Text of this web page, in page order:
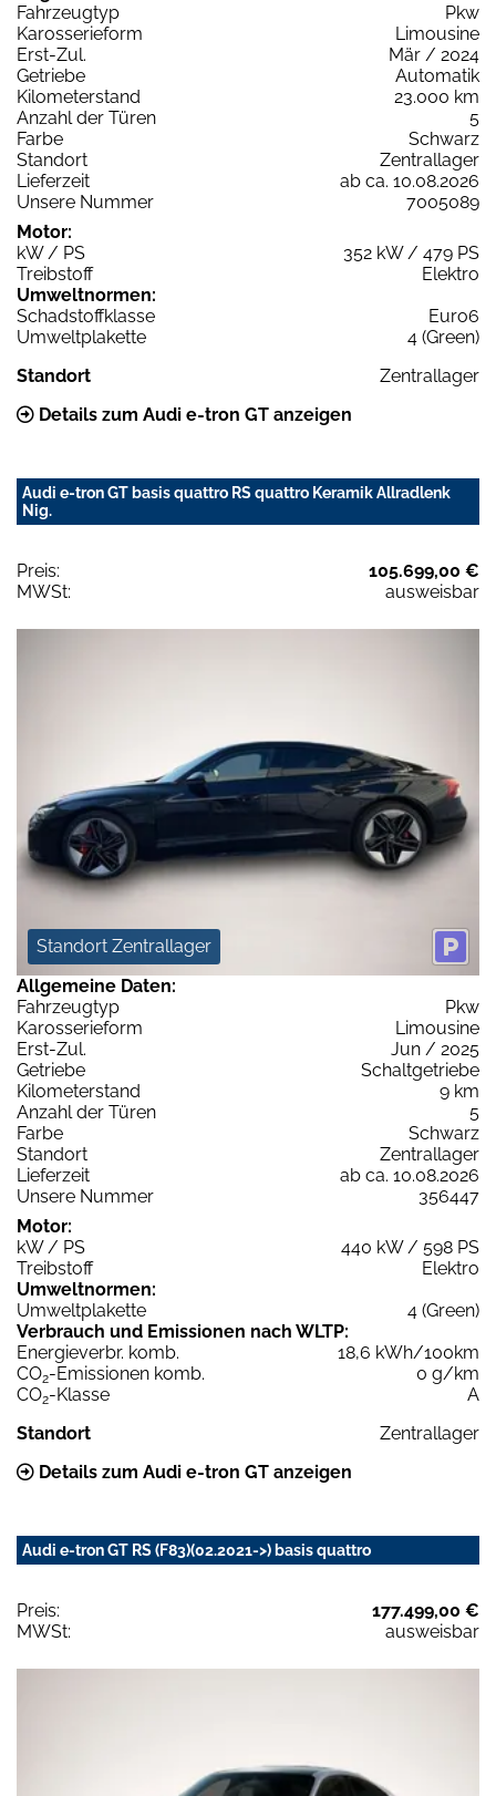
Fahrzeugtyp
Pkw
Karosserieform
Limousine
Erst-Zul.
Mär / 2024
Getriebe
Automatik
Kilometerstand
23.000 km
Anzahl der Türen
5
Farbe
Schwarz
Standort
Zentrallager
Lieferzeit
ab ca. 10.08.2026
Unsere Nummer
7005089
Motor:
kW / PS
352 kW / 479 PS
Treibstoff
Elektro
Umweltnormen:
Schadstoffklasse
Euro6
Umweltplakette
4 (Green)
Standort
Zentrallager
Details zum Audi e-tron GT anzeigen
Audi e-tron GT basis quattro RS quattro Keramik Allradlenk
Nig.
Preis:
105.699,00 €
MWSt:
ausweisbar
Standort Zentrallager
Allgemeine Daten:
Fahrzeugtyp
Pkw
Karosserieform
Limousine
Erst-Zul.
Jun / 2025
Getriebe
Schaltgetriebe
Kilometerstand
9 km
Anzahl der Türen
5
Farbe
Schwarz
Standort
Zentrallager
Lieferzeit
ab ca. 10.08.2026
Unsere Nummer
356447
Motor:
kW / PS
440 kW / 598 PS
Treibstoff
Elektro
Umweltnormen:
Umweltplakette
4 (Green)
Verbrauch und Emissionen nach WLTP:
Energieverbr. komb.
18,6 kWh/100km
CO2-Emissionen komb.
0 g/km
CO2-Klasse
A
Standort
Zentrallager
Details zum Audi e-tron GT anzeigen
Audi e-tron GT RS (F83)(02.2021->) basis quattro
Preis:
177.499,00 €
MWSt:
ausweisbar